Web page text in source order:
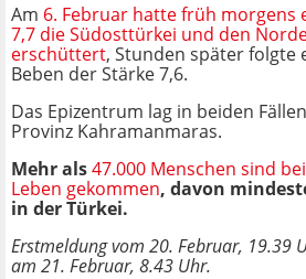
Am 6. Februar hatte früh morgens
7,7 die Südosttürkei und den
erschüttert, Stunden später folgte
Beben der Stärke 7,6.
Das Epizentrum lag in beiden
Provinz Kahramanmaras.
Mehr als47.000 Menschen sind
Leben gekommen, davon
in der Türkei.
Erstmeldung vom 20. Februar, 19.39
am 21. Februar, 8.43 Uhr.